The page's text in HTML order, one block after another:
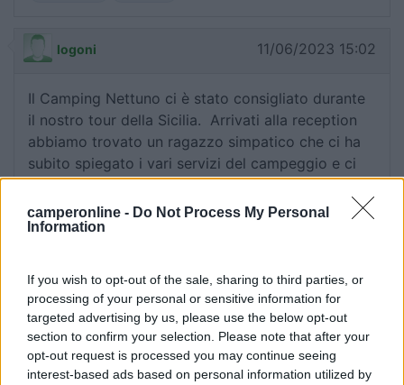
camperonline - Do Not Process My Personal
Information
If you wish to opt-out of the sale, sharing to third parties, or
processing of your personal or sensitive information for
targeted advertising by us, please use the below opt-out
section to confirm your selection. Please note that after your
opt-out request is processed you may continue seeing
interest-based ads based on personal information utilized by
logoni 11/06/2023 15:02
Il Camping Nettuno ci è stato consigliato durante
il nostro tour della Sicilia. Arrivati alla reception
abbiamo trovato un ragazzo simpatico che ci ha
subito spiegato i vari servizi del campeggio e ci
ha aiutati nella scelta della piazzola. Sono
presenti lavatrici, docce calde, zone wi-fi, ecc. Il
tutto è tenuto veramente bene, sicuramente un
Perfetto per visitare la valle dei templi ma anche
per un soggiorno tranquillo. A pochi passi è
presente un panificio/ristorante che è
convenzionato con il campeggio. Bella
esperienza.